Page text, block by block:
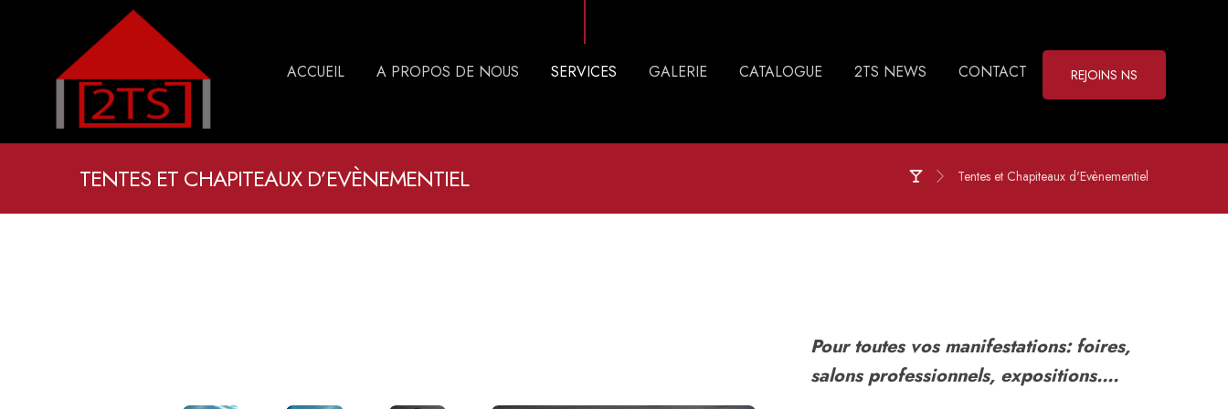
REJOINS NS
ACCUEIL A PROPOS DE NOUS SERVICES GALERIE CATALOGUE 2TS NEWS CONTACT
TENTES ET CHAPITEAUX D’EVÈNEMENTIEL Tentes et Chapiteaux d'Evènementiel
Pour toutes vos manifestations: foires,
salons professionnels, expositions….